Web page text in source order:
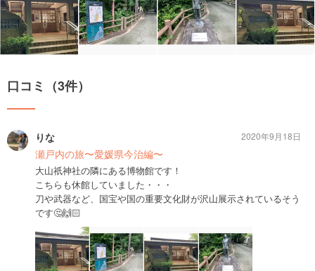
口コミ（3件）
りな
瀬戸内の旅〜愛媛県今治編〜
大山祇神社の隣にある博物館です！
こちらも休館していました・・・
刀や武器など、国宝や国の重要文化財が沢山展示されているそう
です🤔🙌🏻
2020年9月18日